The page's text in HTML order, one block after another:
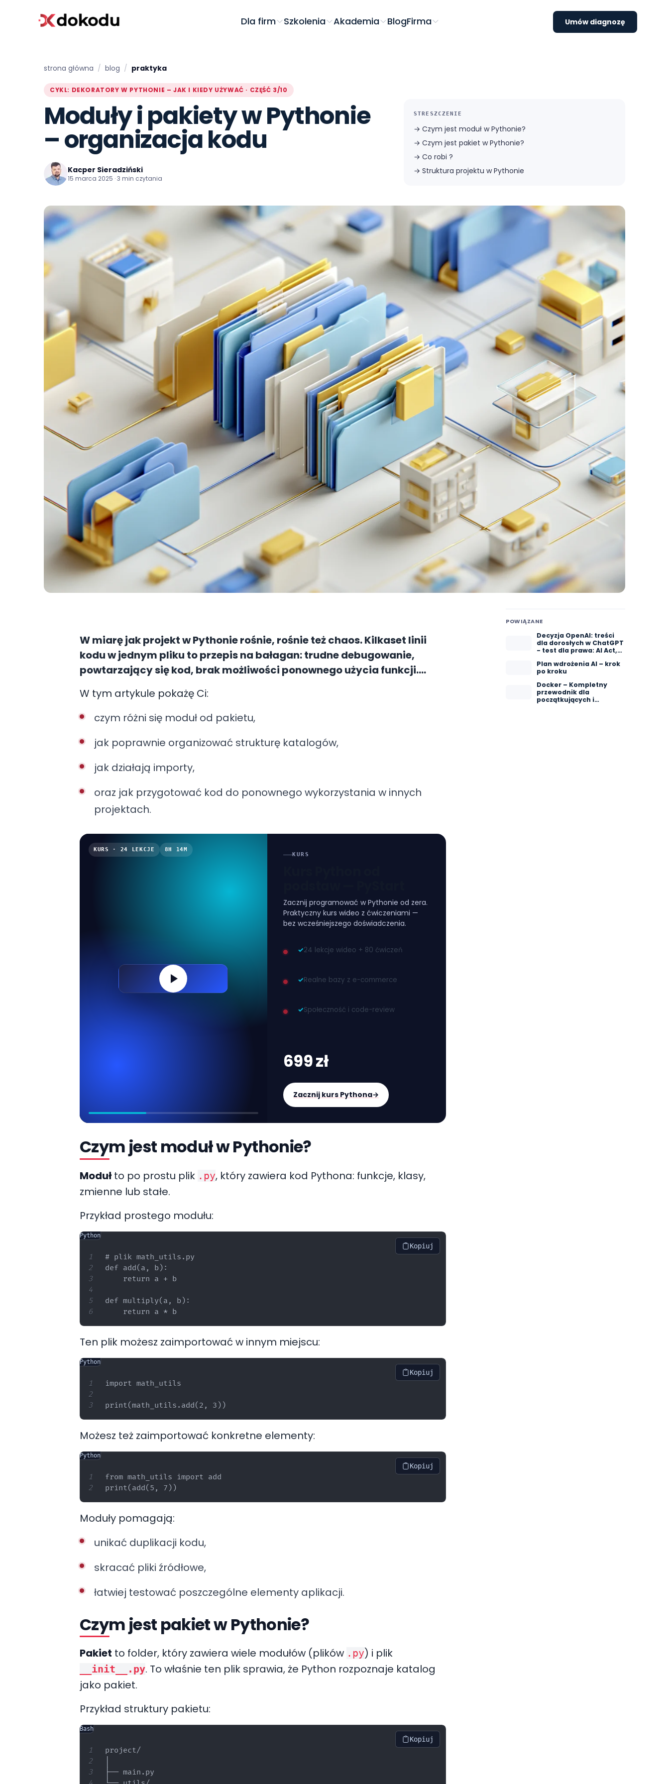
Dla firm Szkolenia Akademia BlogFirma Umów diagnozę
strona główna / blog / praktyka
CYKL: DEKORATORY W PYTHONIE – JAK I KIEDY UŻYWAĆ · CZĘŚĆ 3/10
Moduły i pakiety w Pythonie
– organizacja kodu
Kacper Sieradziński
15 marca 2025 · 3 min czytania
STRESZCZENIE
→Czym jest moduł w Pythonie?
→Czym jest pakiet w Pythonie?
→Co robi ?
→Struktura projektu w Pythonie
W miarę jak projekt w Pythonie rośnie, rośnie też chaos. Kilkaset linii
kodu w jednym pliku to przepis na bałagan: trudne debugowanie,
powtarzający się kod, brak możliwości ponownego użycia funkcji.
projekt na logiczne części i zachować porządek.
W tym artykule pokażę Ci:
czym różni się moduł od pakietu,
jak poprawnie organizować strukturę katalogów,
jak działają importy,
oraz jak przygotować kod do ponownego wykorzystania w innych
projektach.
KURS · 24 LEKCJE 8H 14M
KURS
Zacznij programować w Pythonie od zera.
Praktyczny kurs wideo z ćwiczeniami —
bez wcześniejszego doświadczenia.
✓24 lekcje wideo + 80 ćwiczeń
✓Realne bazy z e-commerce
✓Społeczność i code-review
699 zł
Zacznij kurs Pythona→
Czym jest moduł w Pythonie?
Modułto po prostu plik .py, który zawiera kod Pythona: funkcje, klasy,
zmienne lub stałe.
Przykład prostego modułu:
Python
Kopiuj
# plik math_utils.py
def add(a, b):
    return a + b
def multiply(a, b):
Ten plik możesz zaimportować w innym miejscu:
Python
Kopiuj
import math_utils
Możesz też zaimportować konkretne elementy:
Python
Kopiuj
from math_utils import add
Moduły pomagają:
unikać duplikacji kodu,
skracać pliki źródłowe,
łatwiej testować poszczególne elementy aplikacji.
Czym jest pakiet w Pythonie?
Pakiet to folder, który zawiera wiele modułów (plików .py) i plik
__init__.py. To właśnie ten plik sprawia, że Python rozpoznaje katalog
jako pakiet.
Przykład struktury pakietu:
Bash
Kopiuj
project/
├── main.py
POWIĄZANE
Decyzja OpenAI: treści
dla dorosłych w ChatGPT
- test dla prawa: AI Act,
Plan wdrożenia AI – krok
po kroku
Docker – Kompletny
przewodnik dla
początkujących i